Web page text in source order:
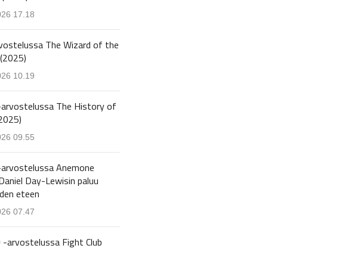
17.18
The Wizard of the
10.19
The History of
09.55
Anemone
Day-Lewisin paluu
eteen
07.47
-arvostelussa Fight Club